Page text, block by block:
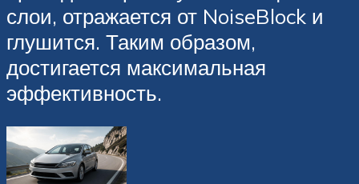
слои, отражается от NoiseBlock и
глушится. Таким образом,
достигается максимальная
эффективность.